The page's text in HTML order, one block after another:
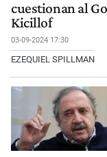
cuestionan al
Kicillof
03-09-2024 17:30
EZEQUIEL SPILLMAN